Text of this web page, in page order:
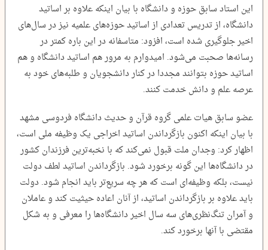
این استاد سابق حوزه و دانشگاه با بیان اینکه علاوه بر اساتید
دانشگاه، از تدریس تعدادی از اساتید حوزه‌های علمیه نیز در سال‌های
اخیر جلوگیری شده است، افزود: متاسفانه در این باره کمتر در
رسانه‌ها صحبت می‌شود. امیدوارم به مرور هم اساتید دانشگاه و هم
اساتید حوزه بتوانند مجددا در کنار دانشجویان و طلبه‌های خود به
عرصه علم و دانش خدمت کنند.
عضو سابق هیات علمی گروه قرآن و حدیث دانشگاه فردوسی مشهد
با بیان اینکه اکنون بازگرداندن اساتید اخراجی یک وظیفه ملی است،
اظهار کرد: وجدان ملت قبول نمی‌کند که با نخبه‌ترین فرزندان کشور
در دانشگاه‌ها این گونه برخورد شود. بازگرداندن اساتید لطف دولت
نیست، بلکه وظیفه‌ای است که هر چه سریع‌تر باید انجام شود. دولت
باید علاوه بر بازگرداندن اساتید، از آنان اعاده حیثیت کند و عاملان
و آمران تنگ‌نظری‌های سه سال اخیر دانشگاه‌ها را معرفی و به شکل
مقتضی با آنها برخورد کند.